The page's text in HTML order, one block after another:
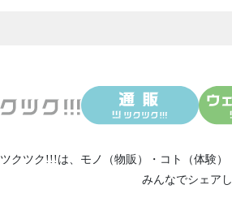
ツクツク!!!は、 モノ（物販） ・ コト（体験）
みんなでシェア